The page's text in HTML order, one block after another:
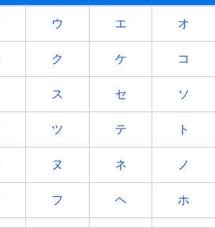
ウ エ オ
ク ケ コ
ス セ ソ
ツ テ ト
ヌ ネ ノ
フ ヘ ホ